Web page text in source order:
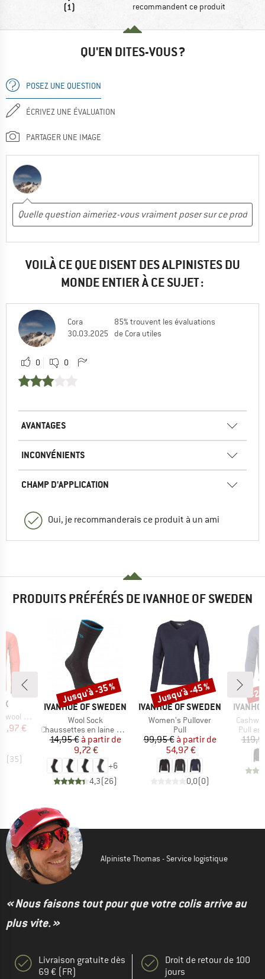
(1) recommandent ce produit
QU'EN DITES-VOUS ?
POSEZ UNE QUESTION
ÉCRIVEZ UNE ÉVALUATION
PARTAGER UNE IMAGE
VOILÀ CE QUE DISENT DES ALPINISTES DU
MONDE ENTIER À CE SUJET :
Cora
30.03.2025
85% trouvent les évaluations
de Cora utiles
0 0
AVANTAGES
INCONVÉNIENTS
CHAMP D'APPLICATION
Oui, je recommanderais ce produit à un ami
PRODUITS PRÉFÉRÉS DE IVANHOE OF SWEDEN
Jacket
réduit
€
(35)
MARQUE
IVANHOE OF SWEDEN
Article
Wool Sock
Product group
Chaussettes en laine mérinos
Prix
14,95 € Prix réduit
à partir de
9,72 €
+6
4,3(26)
Remise
Jusqu'à -35 %
MARQUE
IVANHOE OF SWEDEN
Article
Women's Pullover
Product group
Pull
Prix
99,95 € Prix réduit
à partir de
54,97 €
0,0(0)
Remise
Jusqu'à -45 %
MARQUE
Article
Pull en
-
Alpiniste Thomas - Service logistique
« Nous faisons tout pour que votre colis arrive au
plus vite. »
Livraison gratuite dès
69 € (FR)
Droit de retour de 100
jours